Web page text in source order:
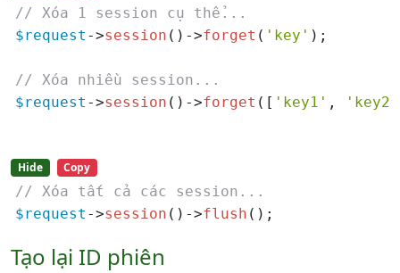
// Xóa 1 session cụ thể...
$request ->session ()->forget ( 'key' );
// Xóa nhiều session...
$request ->session ()->forget ([ 'key1' , 'key2'
Hide Copy
// Xóa tất cả các session...
$request ->session ()->flush ();
Tạo lại ID phiên